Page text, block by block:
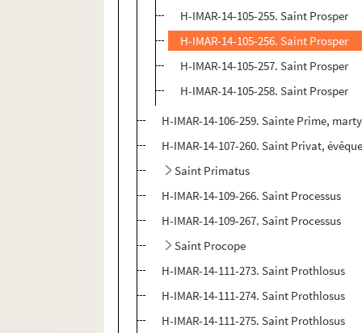
H-IMAR-14-105-255. Saint Prosper
H-IMAR-14-105-256. Saint Prosper
H-IMAR-14-105-257. Saint Prosper
H-IMAR-14-105-258. Saint Prosper
H-IMAR-14-106-259. Sainte Prime,
H-IMAR-14-107-260. Saint Privat,
Saint Primatus
H-IMAR-14-109-266. Saint Processus
H-IMAR-14-109-267. Saint Processus
Saint Procope
H-IMAR-14-111-273. Saint Prothlosus
H-IMAR-14-111-274. Saint Prothlosus
H-IMAR-14-111-275. Saint Prothlosus